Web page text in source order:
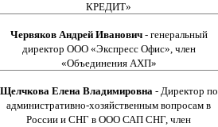
КРЕДИТ»
Червяков Андрей Иванович - генеральный
директор ООО «Экспресс Офис», член
«Объединения АХП»
Щелчкова Елена Владимировна - Директор по
административно-хозяйственным вопросам в
России и СНГ в ООО САП СНГ, член